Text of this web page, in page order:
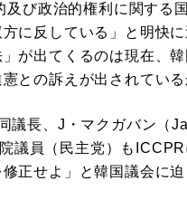
及び政治的権利に関する
に反している」と明快
が出てくるのは現在、
との訴えが出されている
議長、J・マクガバン（
議員（民主党）もICCPR
正せよ」と韓国議会に迫